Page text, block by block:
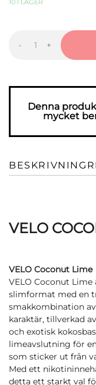
-VELO
+
Denna
mycket
BESKRIVNING
VELO
VELO Coconut Lime
VELO Coconut
slimformat med en
smakkombination
karaktär, tillverkad
och exotisk
limeavslutning för
som sticker ut från
Med ett
detta ett starkt val